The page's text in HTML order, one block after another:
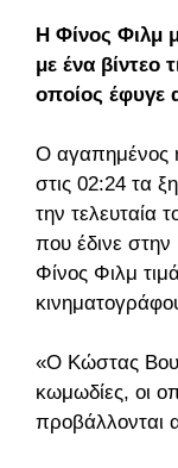
Η Φίνος Φιλμ
με ένα
οποίος έφυγε
Ο αγαπημένος
στις 02:24 τα
την τελευταία
που έδινε στην
Φίνος Φιλμ
«Ο Κώστας
κωμωδίες, οι
προβάλλονται